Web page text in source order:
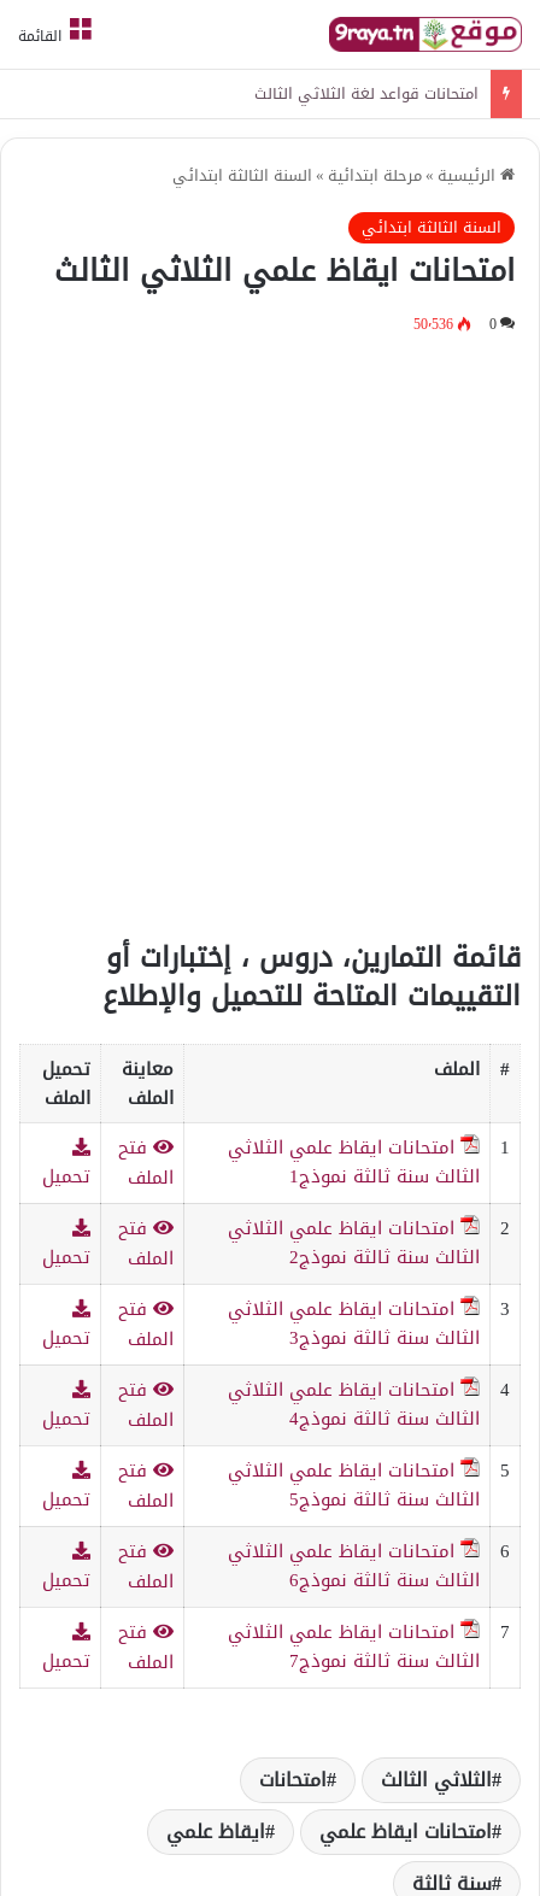
القائمة
امتحانات قواعد لغة الثلاثي الثالث
الرئيسية »مرحلة ابتدائية »السنة الثالثة ابتدائي
السنة الثالثة ابتدائي
امتحانات ايقاظ علمي الثلاثي الثالث
0 50٬536
قائمة التمارين، دروس ، إختبارات أو
التقييمات المتاحة للتحميل والإطلاع
# الملف
معاينة
الملف
تحميل
الملف
1
امتحانات ايقاظ علمي الثلاثي
الثالث سنة ثالثة نموذج1
فتح
الملف
تحميل
2
امتحانات ايقاظ علمي الثلاثي
الثالث سنة ثالثة نموذج2
فتح
الملف
تحميل
3
امتحانات ايقاظ علمي الثلاثي
الثالث سنة ثالثة نموذج3
فتح
الملف
تحميل
4
امتحانات ايقاظ علمي الثلاثي
الثالث سنة ثالثة نموذج4
فتح
الملف
تحميل
5
امتحانات ايقاظ علمي الثلاثي
الثالث سنة ثالثة نموذج5
فتح
الملف
تحميل
6
امتحانات ايقاظ علمي الثلاثي
الثالث سنة ثالثة نموذج6
فتح
الملف
تحميل
7
امتحانات ايقاظ علمي الثلاثي
الثالث سنة ثالثة نموذج7
فتح
الملف
تحميل
الثلاثي الثالث
امتحانات
امتحانات ايقاظ علمي
ايقاظ علمي
سنة ثالثة